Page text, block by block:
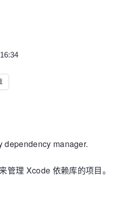
manager.
管理 Xcode 依赖库的项目。